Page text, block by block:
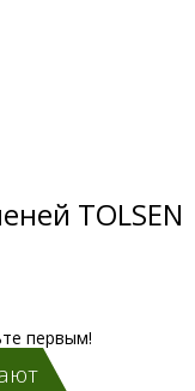
TOLSEN
первым!